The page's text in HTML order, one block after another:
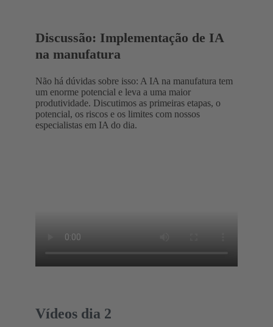
Discussão: Implementação de IA
na manufatura
Não há dúvidas sobre isso: A IA na manufatura tem
um enorme potencial e leva a uma maior
produtividade. Discutimos as primeiras etapas, o
potencial, os riscos e os limites com nossos
especialistas em IA do dia.
Vídeos dia 2